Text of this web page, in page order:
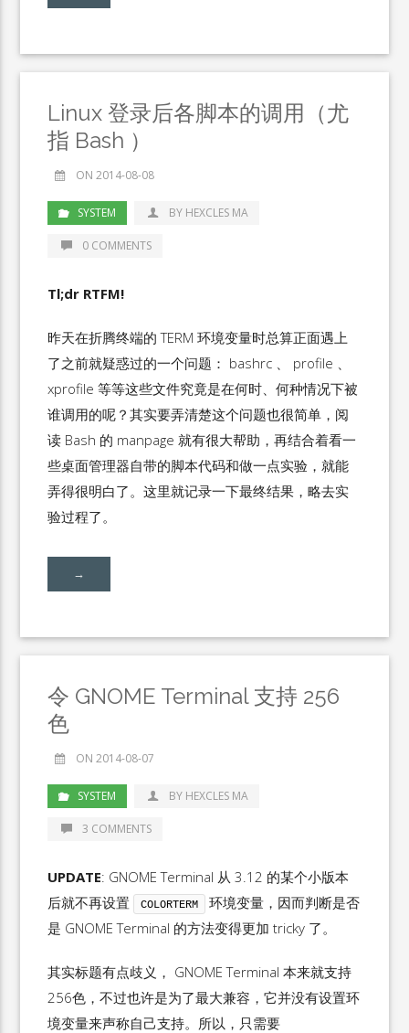
Linux 登录后各脚本的调用（尤
指 Bash ）
ON 2014-08-08
SYSTEM BY HEXCLES MA
0 COMMENTS
Tl;dr RTFM!
昨天在折腾终端的 TERM 环境变量时总算正面遇上
了之前就疑惑过的一个问题： bashrc 、 profile 、
xprofile 等等这些文件究竟是在何时、何种情况下被
谁调用的呢？其实要弄清楚这个问题也很简单，阅
读 Bash 的 manpage 就有很大帮助，再结合着看一
些桌面管理器自带的脚本代码和做一点实验，就能
弄得很明白了。这里就记录一下最终结果，略去实
验过程了。
→
令 GNOME Terminal 支持 256
色
ON 2014-08-07
SYSTEM BY HEXCLES MA
3 COMMENTS
UPDATE: GNOME Terminal 从 3.12 的某个小版本
后就不再设置
COLORTERM
环境变量，因而判断是否
是 GNOME Terminal 的方法变得更加 tricky 了。
其实标题有点歧义， GNOME Terminal 本来就支持
256色，不过也许是为了最大兼容，它并没有设置环
境变量来声称自己支持。所以，只需要